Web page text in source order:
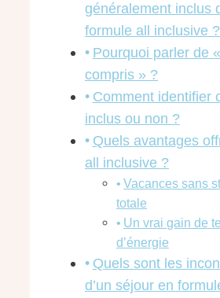
généralement inclus
formule all inclusive ?
Pourquoi parler de
compris » ?
Comment identifier
inclus ou non ?
Quels avantages
all inclusive ?
Vacances sans
totale
Un vrai gain de
d’énergie
Quels sont les
d’un séjour en